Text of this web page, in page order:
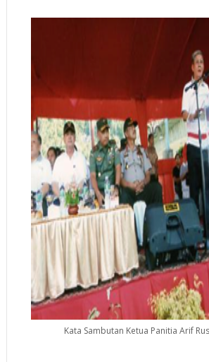
Kata Sambutan Ketua Panitia Arif